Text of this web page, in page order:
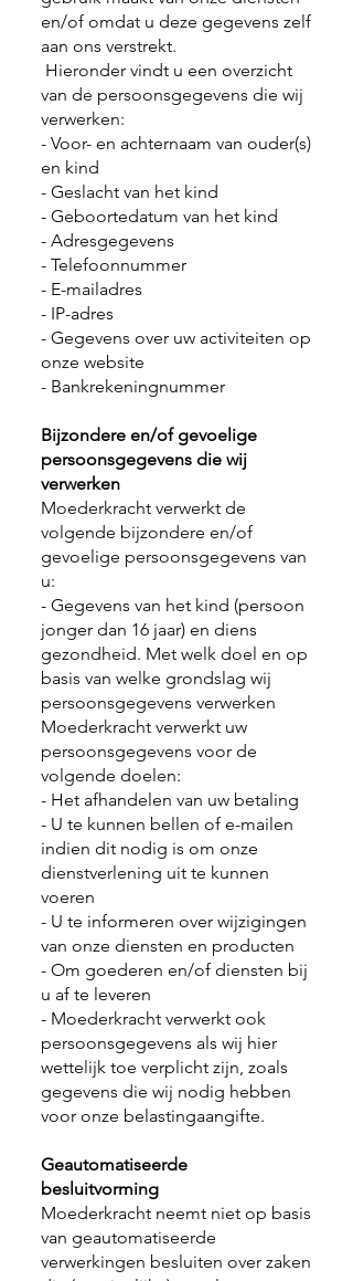
en/of omdat u deze gegevens zelf
aan ons verstrekt.
Hieronder vindt u een overzicht
van de persoonsgegevens die wij
verwerken:
- Voor- en achternaam van ouder(s)
en kind
- Geslacht van het kind
- Geboortedatum van het kind
- Adresgegevens
- Telefoonnummer
- E-mailadres
- IP-adres
- Gegevens over uw activiteiten op
onze website
- Bankrekeningnummer
Bijzondere en/of gevoelige
persoonsgegevens die wij
verwerken
Moederkracht verwerkt de
volgende bijzondere en/of
gevoelige persoonsgegevens van
u:
- Gegevens van het kind (persoon
jonger dan 16 jaar) en diens
gezondheid. Met welk doel en op
basis van welke grondslag wij
persoonsgegevens verwerken
Moederkracht verwerkt uw
persoonsgegevens voor de
volgende doelen:
- Het afhandelen van uw betaling
- U te kunnen bellen of e-mailen
indien dit nodig is om onze
dienstverlening uit te kunnen
voeren
- U te informeren over wijzigingen
van onze diensten en producten
- Om goederen en/of diensten bij
u af te leveren
- Moederkracht verwerkt ook
persoonsgegevens als wij hier
wettelijk toe verplicht zijn, zoals
gegevens die wij nodig hebben
voor onze belastingaangifte.
Geautomatiseerde
besluitvorming
Moederkracht neemt niet op basis
van geautomatiseerde
verwerkingen besluiten over zaken